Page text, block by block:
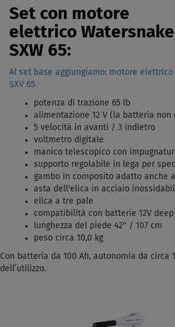
Set con motore
elettrico Watersnake
SXW 65:
Al set base aggiungiamo: motore elettrico
SXV 65
potenza di trazione 65 lb
alimentazione 12 V (la batteria non
5 velocità in avanti / 3 indietro
voltmetro digitale
manico telescopico con
supporto regolabile in lega per
gambo in composito adatto anche
asta dell'elica in acciaio
elica a tre pale
compatibilità con batterie 12V deep
lunghezza del piede 42" / 107 cm
peso circa 10,0 kg
Con batteria da 100 Ah, autonomia da circa
dell’utilizzo.